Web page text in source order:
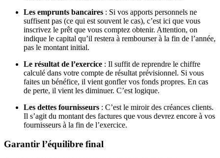
Les emprunts bancaires : Si vos apports personnels ne
suffisent pas (ce qui est souvent le cas), c’est ici que vous
inscrivez le prêt que vous comptez obtenir. Attention, on
indique le capital qu’il restera à rembourser à la fin de l’année,
pas le montant initial.
Le résultat de l’exercice : Il suffit de reprendre le chiffre
calculé dans votre compte de résultat prévisionnel. Si vous
faites un bénéfice, il vient gonfler vos fonds propres. En cas
de perte, il vient les diminuer. C’est logique.
Les dettes fournisseurs : C’est le miroir des créances clients.
Il s’agit du montant des factures que vous devrez encore à vos
fournisseurs à la fin de l’exercice.
Garantir l’équilibre final